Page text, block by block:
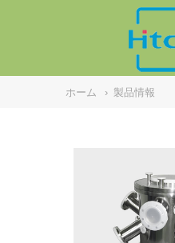
ホーム › 製品情報